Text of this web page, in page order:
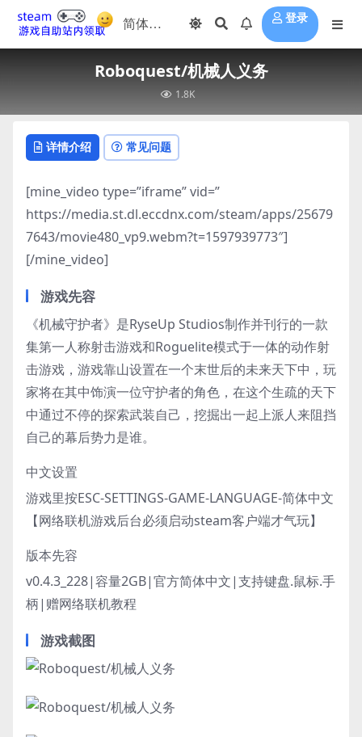
登录
Roboquest/机械人义务
1.8K
详情介绍 常见问题
[mine_video type=”iframe” vid=”
https://media.st.dl.eccdnx.com/steam/apps/25679
7643/movie480_vp9.webm?t=1597939773″]
[/mine_video]
游戏先容
《机械守护者》是RyseUp Studios制作并刊行的一款
集第一人称射击游戏和Roguelite模式于一体的动作射
击游戏，游戏靠山设置在一个末世后的未来天下中，玩
家将在其中饰演一位守护者的角色，在这个生疏的天下
中通过不停的探索武装自己，挖掘出一起上派人来阻挡
自己的幕后势力是谁。
中文设置
游戏里按ESC-SETTINGS-GAME-LANGUAGE-简体中文
【网络联机游戏后台必须启动steam客户端才气玩】
版本先容
v0.4.3_228|容量2GB|官方简体中文|支持键盘.鼠标.手
柄|赠网络联机教程
游戏截图